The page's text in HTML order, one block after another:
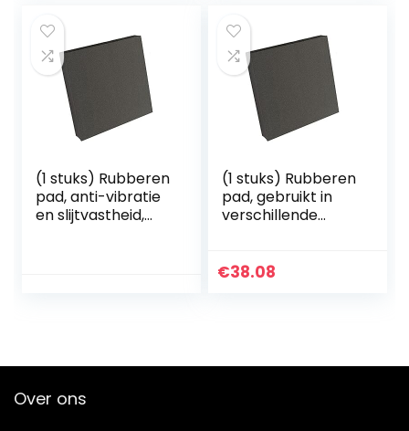
(1 stuks) Rubberen
pad, anti-vibratie
en slijtvastheid,
(1 stuks) Rubberen
pad, gebruikt in
verschillende
€38.08
Over ons